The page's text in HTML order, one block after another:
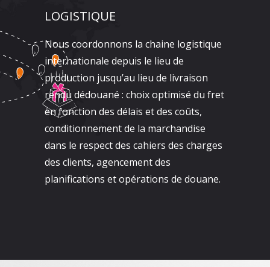
LOGISTIQUE
Nous coordonnons la chaine logistique
internationale depuis le lieu de
production jusqu’au lieu de livraison
rendu dédouané : choix optimisé du fret
en fonction des délais et des coûts,
conditionnement de la marchandise
dans le respect des cahiers des charges
des clients, agencement des
planifications et opérations de douane.